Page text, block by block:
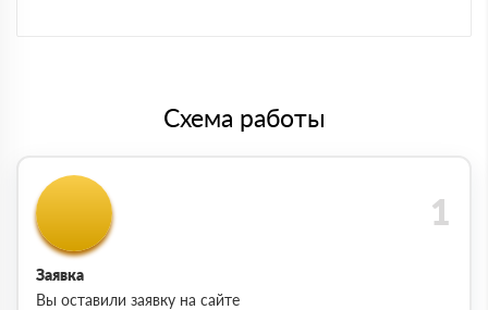
Схема работы
Заявка
Вы оставили заявку на сайте